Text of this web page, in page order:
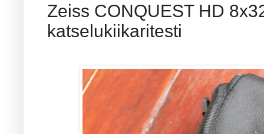
Zeiss CONQUEST HD
katselukiikaritesti